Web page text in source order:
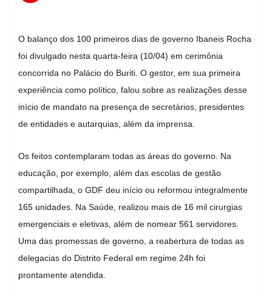
O balanço dos 100 primeiros dias de governo Ibaneis Rocha
foi divulgado nesta quarta-feira (10/04) em cerimônia
concorrida no Palácio do Buriti. O gestor, em sua primeira
experiência como político, falou sobre as realizações desse
início de mandato na presença de secretários, presidentes
de entidades e autarquias, além da imprensa.
Os feitos contemplaram todas as áreas do governo. Na
educação, por exemplo, além das escolas de gestão
compartilhada, o GDF deu início ou reformou integralmente
165 unidades. Na Saúde, realizou mais de 16 mil cirurgias
emergenciais e eletivas, além de nomear 561 servidores.
Uma das promessas de governo, a reabertura de todas as
delegacias do Distrito Federal em regime 24h foi
prontamente atendida.